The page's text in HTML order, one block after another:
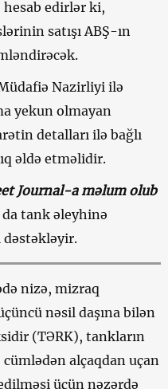
hesab edirlər ki,
satışı ABŞ-ın
Nazirliyi ilə
yekun olmayan
detalları ilə bağlı
əldə etməlidir.
Journal-a məlum olub
tank əleyhinə
dəstəkləyir.
nizə, mizraq
nəsil daşına bilən
(TƏRK), tankların
alçaqdan uçan
üçün nəzərdə